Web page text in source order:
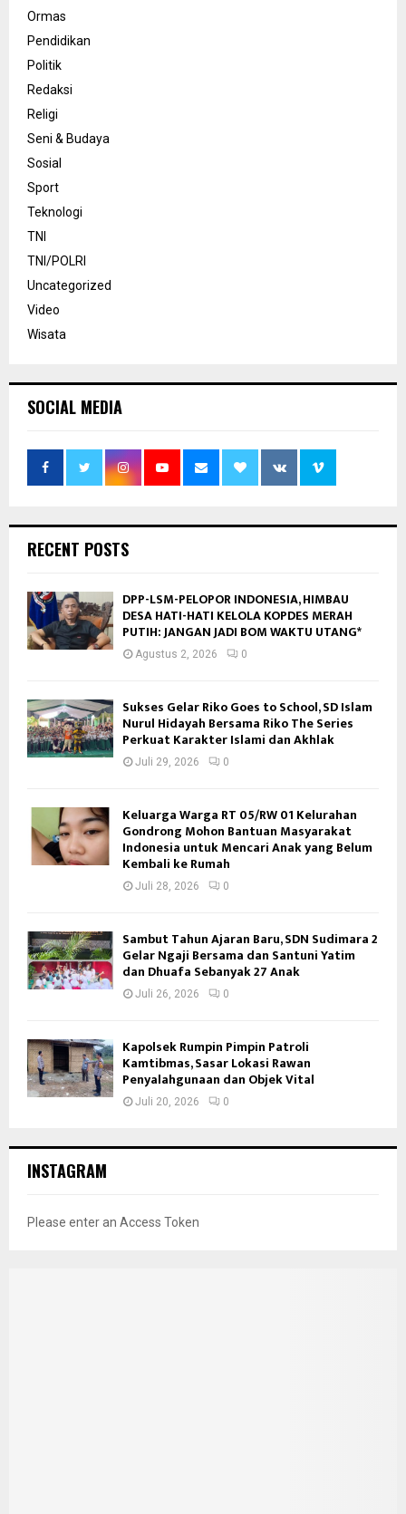
Ormas
Pendidikan
Politik
Redaksi
Religi
Seni & Budaya
Sosial
Sport
Teknologi
TNI
TNI/POLRI
Uncategorized
Video
Wisata
SOCIAL MEDIA
RECENT POSTS
DPP-LSM-PELOPOR INDONESIA, HIMBAU
DESA HATI-HATI KELOLA KOPDES MERAH
PUTIH: JANGAN JADI BOM WAKTU UTANG*
Agustus 2, 2026 0
Sukses Gelar Riko Goes to School, SD Islam
Nurul Hidayah Bersama Riko The Series
Perkuat Karakter Islami dan Akhlak
Juli 29, 2026 0
Keluarga Warga RT 05/RW 01 Kelurahan
Gondrong Mohon Bantuan Masyarakat
Indonesia untuk Mencari Anak yang Belum
Kembali ke Rumah
Juli 28, 2026 0
Sambut Tahun Ajaran Baru, SDN Sudimara 2
Gelar Ngaji Bersama dan Santuni Yatim
dan Dhuafa Sebanyak 27 Anak
Juli 26, 2026 0
Kapolsek Rumpin Pimpin Patroli
Kamtibmas, Sasar Lokasi Rawan
Penyalahgunaan dan Objek Vital
Juli 20, 2026 0
INSTAGRAM
Please enter an Access Token